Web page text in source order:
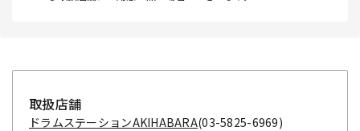
取扱店舗
ドラムステーションAKIHABARA(03-5825-6969)